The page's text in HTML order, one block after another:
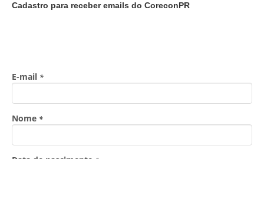
Cadastro para receber emails do CoreconPR